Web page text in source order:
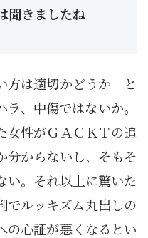
聞きましたね
方は適切かどうか」と
、中傷ではないか。
女性がＧＡＣＫＴの追
分からないし、そもそ
い。それ以上に驚いた
でルッキズム丸出しの
の心証が悪くなるとい